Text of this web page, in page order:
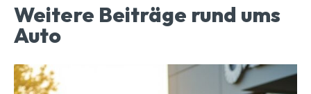
Weitere Beiträge rund ums
Auto